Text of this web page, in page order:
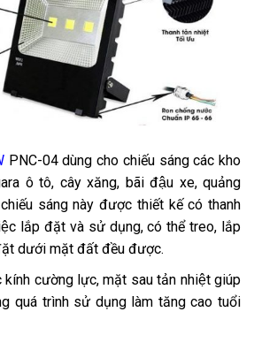
PNC-04 dùng cho chiếu sáng các kho
ô tô, cây xăng, bãi đậu xe, quảng
sáng này được thiết kế có thanh
lắp đặt và sử dụng, có thể treo, lắp
dưới mặt đất đều được.
kính cường lực, mặt sau tản nhiệt giúp
quá trình sử dụng làm tăng cao tuổi